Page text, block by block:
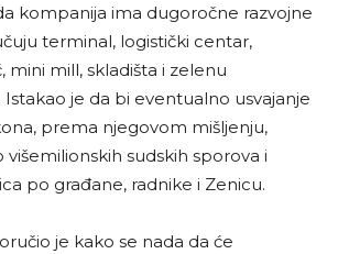
kompanija ima dugoročne razvojne
terminal, logistički centar,
mill, skladišta i zelenu
je da bi eventualno usvajanje
prema njegovom mišljenju,
sudskih sporova i
po građane, radnike i Zenicu.
je kako se nada da će